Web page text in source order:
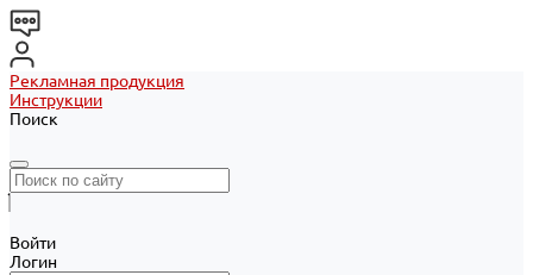
Рекламная продукция
Инструкции
Поиск
Войти
Логин